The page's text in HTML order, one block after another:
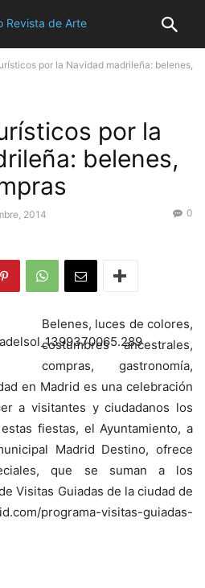
por la Navidad madrileña: belenes,
por la
belenes,
2014 0
Belenes, luces de colores,
costumbres ancestrales,
compras, gastronomía,
en Madrid es una celebración
a visitantes y ciudadanos los
fiestas, el Ayuntamiento, a
Madrid Destino, ofrece
que se suman a los
Visitas Guiadas de la ciudad de
programa-visitas-guiadas-